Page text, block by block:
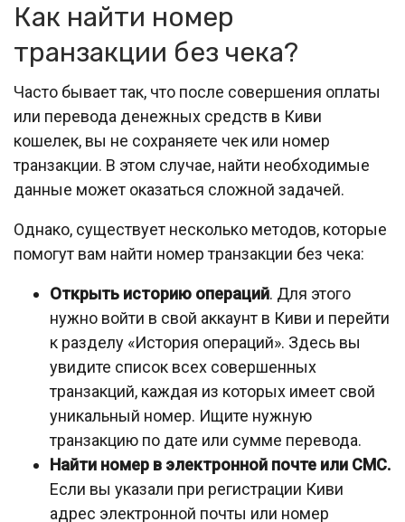
Как найти номер
транзакции без чека?
Часто бывает так, что после совершения оплаты
или перевода денежных средств в Киви
кошелек, вы не сохраняете чек или номер
транзакции. В этом случае, найти необходимые
данные может оказаться сложной задачей.
Однако, существует несколько методов, которые
помогут вам найти номер транзакции без чека:
Открыть историю операций. Для этого
нужно войти в свой аккаунт в Киви и перейти
к разделу «История операций». Здесь вы
увидите список всех совершенных
транзакций, каждая из которых имеет свой
уникальный номер. Ищите нужную
транзакцию по дате или сумме перевода.
Найти номер в электронной почте или СМС.
Если вы указали при регистрации Киви
адрес электронной почты или номер